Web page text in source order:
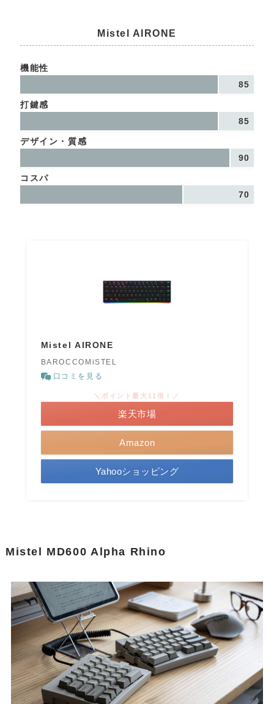
Mistel AIRONE
機能性
85
打鍵感
85
デザイン・質感
90
コスパ
70
Mistel AIRONE
BAROCCOMiSTEL
口コミを見る
Amazon
＼ポイント最大11倍！／
楽天市場
Yahooショッピング
Mistel MD600 Alpha Rhino